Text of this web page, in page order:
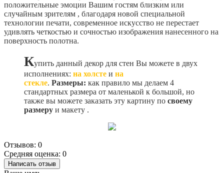
положительные эмоции Вашим гостям близким или
случайным зрителям , благодаря новой специальной
технологии печати, современное искусство не перестает
удивлять четкостью и сочностью изображения нанесенного на
поверхность полотна.
Купить данный декор для стен Вы можете в двух
исполнениях: на холсте и на
стекле. Размеры: как правило мы делаем 4
стандартных размера от маленькой к большой, но
также вы можете заказать эту картину по своему
размеру и макету .
Отзывов: 0
Средняя оценка: 0
Написать отзыв